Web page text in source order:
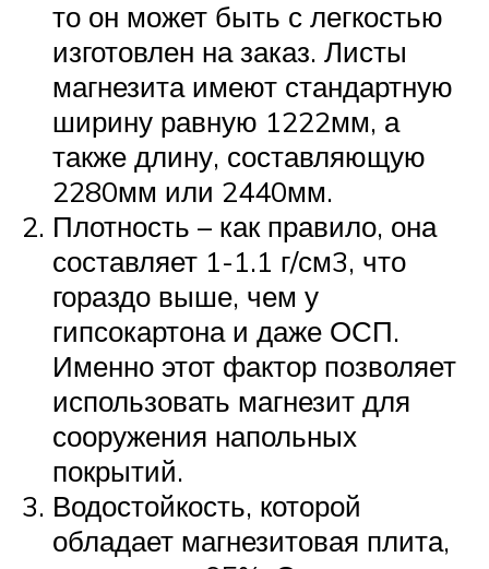
то он может быть с легкостью
изготовлен на заказ. Листы
магнезита имеют стандартную
ширину равную 1222мм, а
также длину, составляющую
2280мм или 2440мм.
Плотность – как правило, она
составляет 1-1.1 г/см3, что
гораздо выше, чем у
гипсокартона и даже ОСП.
Именно этот фактор позволяет
использовать магнезит для
сооружения напольных
покрытий.
Водостойкость, которой
обладает магнезитовая плита,